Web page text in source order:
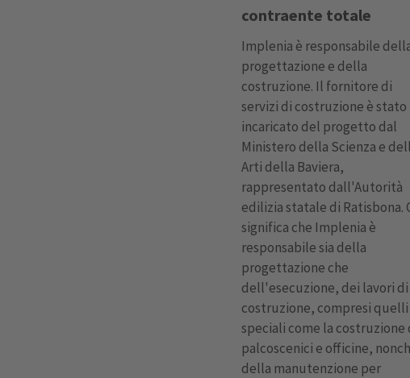
contraente totale
Implenia è responsabile
progettazione e della
costruzione. Il fornitore di
servizi di costruzione è stato
incaricato del progetto dal
Ministero della Scienza e
Arti della Baviera,
rappresentato dall'Autorità
edilizia statale di Ratisbona.
significa che Implenia è
responsabile sia della
progettazione che
dell'esecuzione, dei lavori di
costruzione, compresi quelli
speciali come la costruzione
palcoscenici e officine,
della manutenzione per